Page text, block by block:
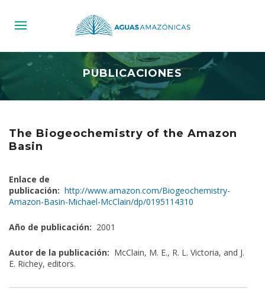
PUBLICACIONES
The Biogeochemistry of the Amazon
Basin
Enlace de
publicación: http://www.amazon.com/Biogeochemistry-
Amazon-Basin-Michael-McClain/dp/0195114310
Año de publicación: 2001
Autor de la publicación: McClain, M. E., R. L. Victoria, and J.
E. Richey, editors.